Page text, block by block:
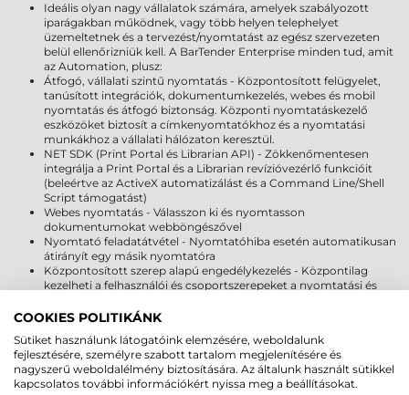
Ideális olyan nagy vállalatok számára, amelyek szabályozott
iparágakban működnek, vagy több helyen telephelyet
üzemeltetnek és a tervezést/nyomtatást az egész szervezeten
belül ellenőrizniük kell. A BarTender Enterprise minden tud, amit
az Automation, plusz:
Átfogó, vállalati szintű nyomtatás - Központosított felügyelet,
tanúsított integrációk, dokumentumkezelés, webes és mobil
nyomtatás és átfogó biztonság. Központi nyomtatáskezelő
eszközöket biztosít a címkenyomtatókhoz és a nyomtatási
munkákhoz a vállalati hálózaton keresztül.
NET SDK (Print Portal és Librarian API) - Zökkenőmentesen
integrálja a Print Portal és a Librarian revízióvezérlő funkcióit
(beleértve az ActiveX automatizálást és a Command Line/Shell
Script támogatást)
Webes nyomtatás - Válasszon ki és nyomtasson
dokumentumokat webböngészővel
Nyomtató feladatátvétel - Nyomtatóhiba esetén automatikusan
átirányít egy másik nyomtatóra
Központosított szerep alapú engedélykezelés - Központilag
kezelheti a felhasználói és csoportszerepeket a nyomtatási és
Sablonfájlok és revízióvezérlés - Változatok kezelése a szervezeten
felhasználó számára
Dokumentum titkosítás - Biztonságos dokumentumhasználat az
ellenőrzött BarTender munkaállomások között
Biztonsági mentési és rugalmas licencszerver - Javítsa az
COOKIES POLITIKÁNK
Sütiket használunk látogatóink elemzésére, weboldalunk
fejlesztésére, személyre szabott tartalom megjelenítésére és
nagyszerű weboldalélmény biztosítására. Az általunk használt sütikkel
kapcsolatos további információkért nyissa meg a beállításokat.